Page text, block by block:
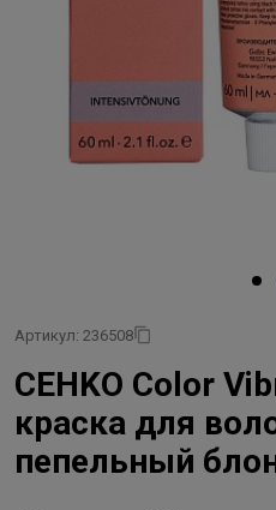
Артикул: 236508
CEHKO Color
краска для
пепельный